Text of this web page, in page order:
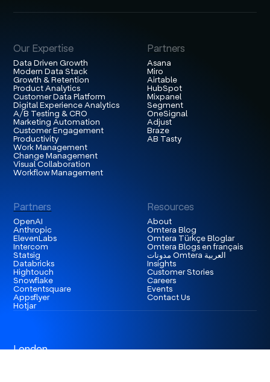
Our Expertise
Data Driven Growth
Modern Data Stack
Growth & Retention
Product Analytics
Customer Data Platform
Digital Experience Analytics
A/B Testing & CRO
Marketing Automation
Customer Engagement
Productivity
Work Management
Change Management
Visual Collaboration
Workflow Management
Partners
Asana
Miro
Airtable
HubSpot
Mixpanel
Segment
OneSignal
Adjust
Braze
AB Tasty
Partners
OpenAI
Anthropic
ElevenLabs
Intercom
Statsig
Databricks
Hightouch
Snowflake
Contentsquare
Appsflyer
Hotjar
Resources
About
Omtera Blog
Omtera Türkçe Bloglar
Omtera Blogs en français
مدونات Omtera العربية
Insights
Customer Stories
Careers
Events
Contact Us
London